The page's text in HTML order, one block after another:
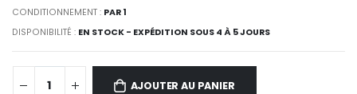
CONDITIONNEMENT : PAR 1
DISPONIBILITÉ : EN STOCK - EXPÉDITION SOUS 4 À 5 JOURS
AJOUTER AU PANIER